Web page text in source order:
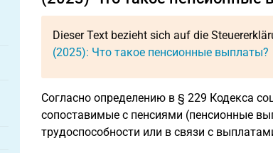
Dieser Text bezieht sich auf die
(2025): Что такое пенсионные выплаты?
Согласно определению в § 229 Кодекса
сопоставимые с пенсиями (пенсионные
трудоспособности или в связи с